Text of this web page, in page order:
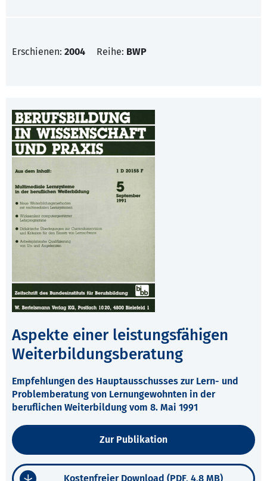
Erschienen: 2004 Reihe: BWP
Aspekte einer leistungsfähigen
Weiterbildungsberatung
Empfehlungen des Hauptausschusses zur Lern- und
Problemberatung von Lernungewohnten in der
beruflichen Weiterbildung vom 8. Mai 1991
Zur Publikation
Kostenfreier Download (PDF, 4,8 MB)